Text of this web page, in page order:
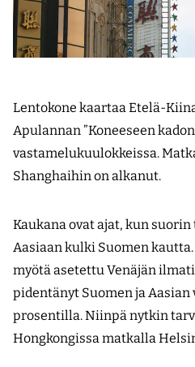
Lentokone kaartaa Etelä-
Apulannan ”Koneeseen
vastamelukuulokkeissa.
Shanghaihin on alkanut.
Kaukana ovat ajat, kun
Aasiaan kulki Suomen
myötä asetettu Venäjän
pidentänyt Suomen ja
prosentilla. Niinpä nytkin
Hongkongissa matkalla